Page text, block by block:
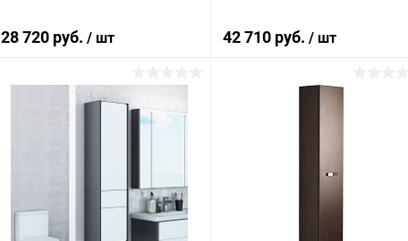
28 720 руб. / шт
В корзину
Под заказ
42 710 руб. / шт
В корзину